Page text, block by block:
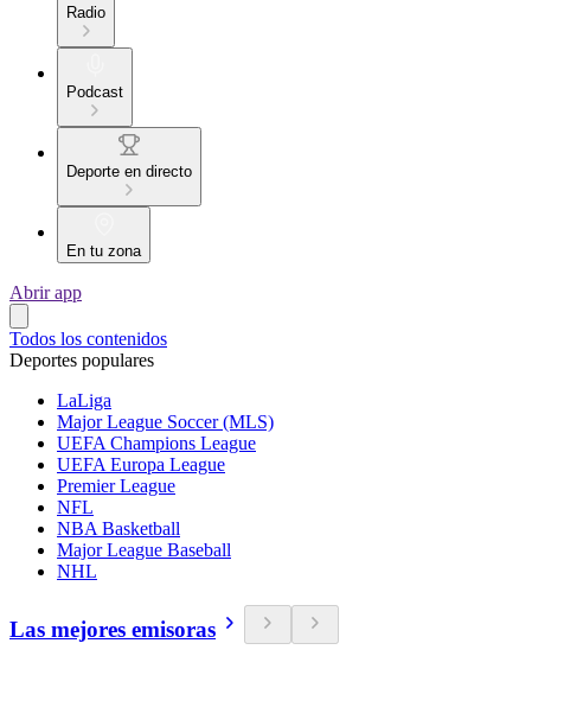
Radio
Podcast
Deporte en directo
En tu zona
Abrir app
Todos los contenidos
Deportes populares
LaLiga
Major League Soccer (MLS)
UEFA Champions League
UEFA Europa League
Premier League
NFL
NBA Basketball
Major League Baseball
NHL
Las mejores emisoras